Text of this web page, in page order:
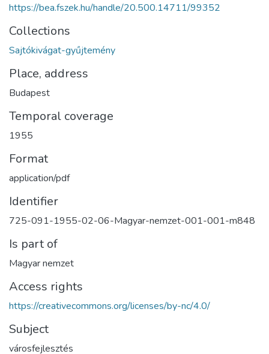
https://bea.fszek.hu/handle/20.500.14711/99352
Collections
Sajtókivágat-gyűjtemény
Place, address
Budapest
Temporal coverage
1955
Format
application/pdf
Identifier
725-091-1955-02-06-Magyar-nemzet-001-001-m848
Is part of
Magyar nemzet
Access rights
https://creativecommons.org/licenses/by-nc/4.0/
Subject
városfejlesztés